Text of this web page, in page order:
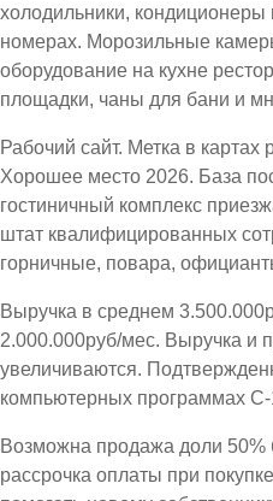
холодильники, кондиционеры
номерах. Морозильные
оборудование на кухне
площадки, чаны для бани и
Рабочий сайт. Метка в картах
Хорошее место 2026. База
гостиничный комплекс
штат квалифицированных
горничные, повара,
Выручка в среднем
2.000.000руб/мес. Выручка и
увеличиваются.
компьютерных программах С-
Возможна продажа доли 50%
рассрочка оплаты при